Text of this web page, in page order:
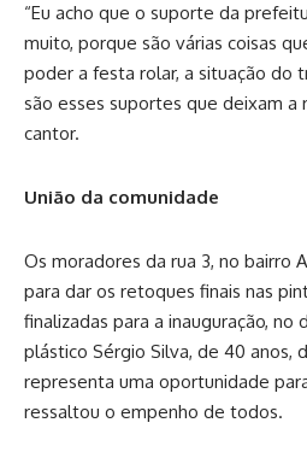
“Eu acho que o suporte da
muito, porque são várias coisas
poder a festa rolar, a situação do
são esses suportes que deixam a
cantor.
União da comunidade
Os moradores da rua 3, no bairro
para dar os retoques finais nas
finalizadas para a inauguração, no
plástico Sérgio Silva, de 40 anos,
representa uma oportunidade
ressaltou o empenho de todos.